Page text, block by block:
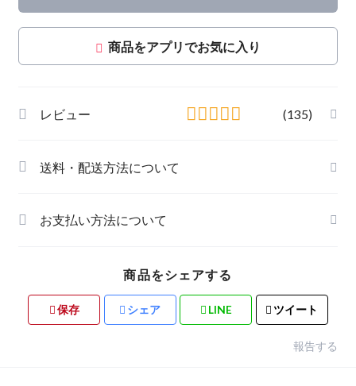
商品をアプリでお気に入り
レビュー (135)
送料・配送方法について
お支払い方法について
商品をシェアする
保存 シェア LINE ツイート
報告する